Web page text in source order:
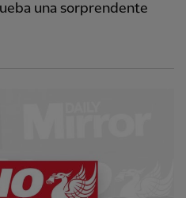
una sorprendente